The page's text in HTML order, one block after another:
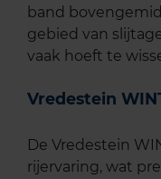
band
gebied van
vaak hoeft te
Vredestein
De Vredestein
rijervaring, wat